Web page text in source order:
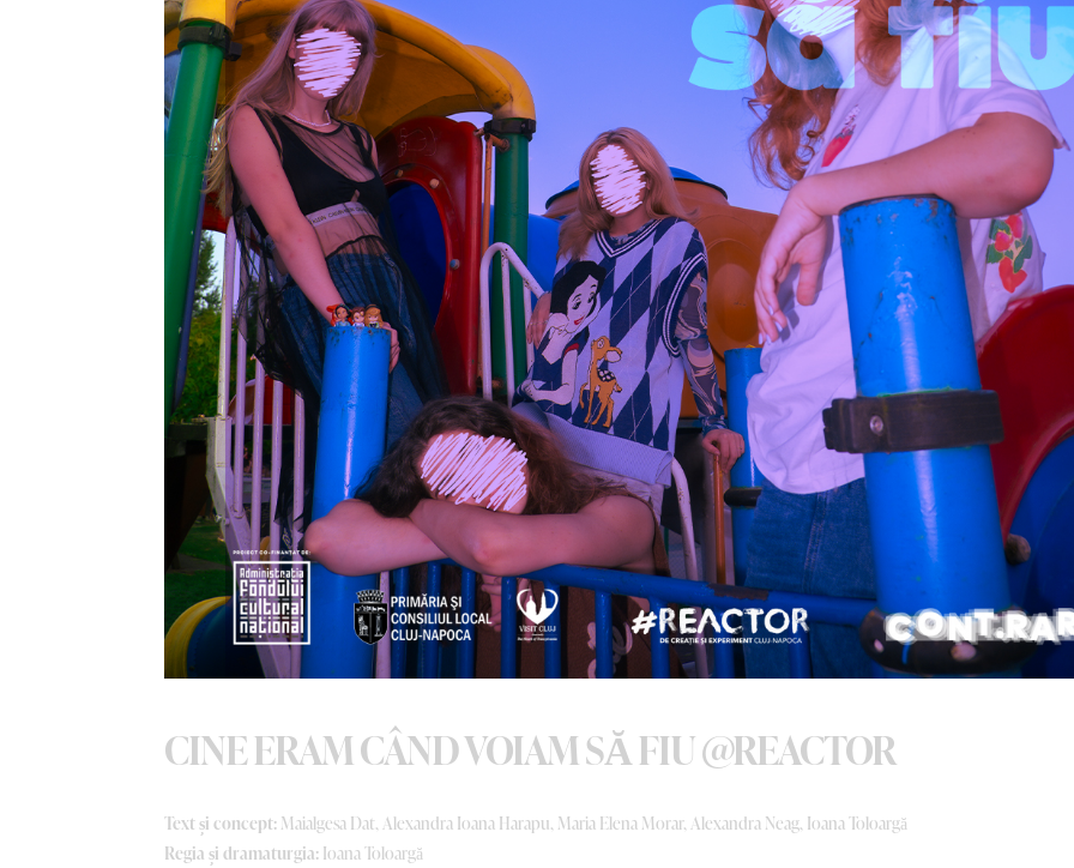
CINE ERAM CÂND VOIAM SĂ FIU @REACTOR
Text și concept: Maialgesa Dat, Alexandra Ioana Harapu, Maria Elena Morar, Alexandra Neag, Ioana Toloargă
Regia și dramaturgia: Ioana Toloargă